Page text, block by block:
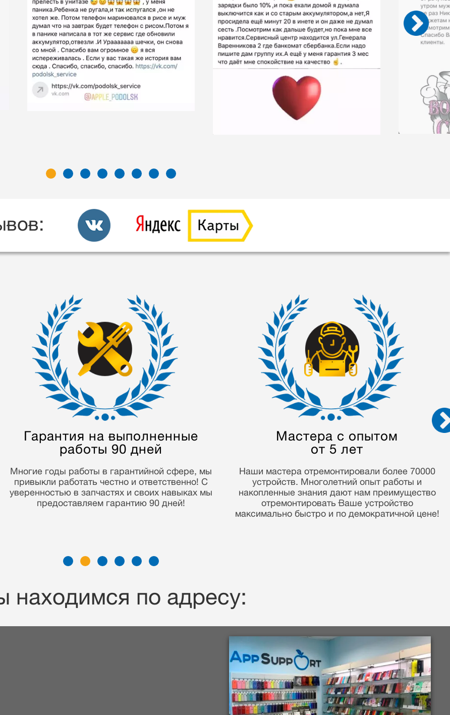
Мастера с опытом
от 5 лет
Наши мастера отремонтировали более 70000
устройств. Многолетний опыт работы и
накопленные знания дают нам преимущество
отремонтировать Ваше устройство
Конфиденциальность
данных
Мы строго соблюдаем закон о персональных
данных и гарантируем конфиденциальность
Вашей информации.
находимся по адресу: